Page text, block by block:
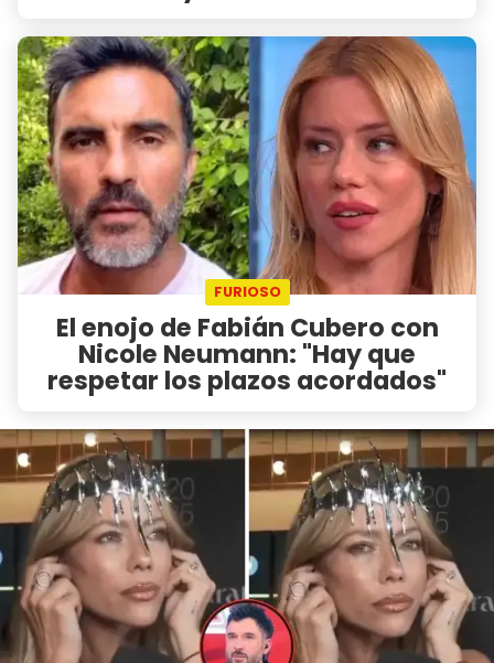
FURIOSO
El enojo de Fabián Cubero con
Nicole Neumann: "Hay que
respetar los plazos acordados"